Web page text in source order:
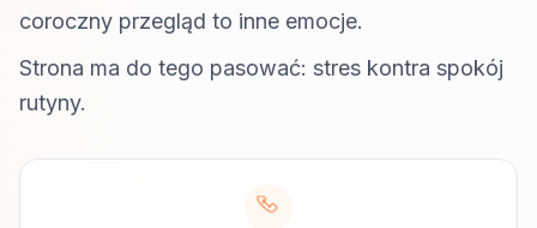
coroczny przegląd to inne emocje.
Strona ma do tego pasować: stres kontra spokój
rutyny.